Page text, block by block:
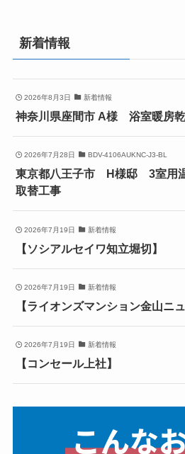
新着情報
2026年8月3日 新着情報
神奈川県座間市 A様 浴室暖房
2026年7月28日 BDV-4106AUKNC-J3-BL
東京都八王子市 H様邸 3室用
取替工事
2026年7月19日 新着情報
【ソシアルセイワ知立堀切】
2026年7月19日 新着情報
【ライオンズマンション金山ニ
2026年7月19日 新着情報
【コンセール上社】